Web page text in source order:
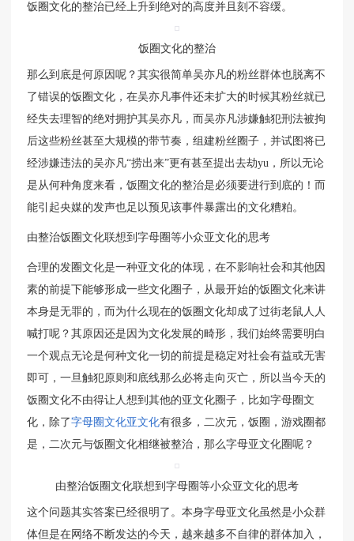
饭圈文化的整治已经上升到绝对的高度并且刻不容缓。
饭圈文化的整治
那么到底是何原因呢？其实很简单吴亦凡的粉丝群体也脱离不
了错误的饭圈文化，在吴亦凡事件还未扩大的时候其粉丝就已
经失去理智的绝对拥护其吴亦凡，而吴亦凡涉嫌触犯刑法被拘
后这些粉丝甚至大规模的带节奏，组建粉丝圈子，并试图将已
经涉嫌违法的吴亦凡“捞出来”更有甚至提出去劫yu，所以无论
是从何种角度来看，饭圈文化的整治是必须要进行到底的！而
能引起央媒的发声也足以预见该事件暴露出的文化糟粕。
由整治饭圈文化联想到字母圈等小众亚文化的思考
合理的发圈文化是一种亚文化的体现，在不影响社会和其他因
素的前提下能够形成一些文化圈子，从最开始的饭圈文化来讲
本身是无罪的，而为什么现在的饭圈文化却成了过街老鼠人人
喊打呢？其原因还是因为文化发展的畸形，我们始终需要明白
一个观点无论是何种文化一切的前提是稳定对社会有益或无害
即可，一旦触犯原则和底线那么必将走向灭亡，所以当今天的
饭圈文化不由得让人想到其他的亚文化圈子，比如字母圈文
化，除了字母圈文化亚文化有很多，二次元，饭圈，游戏圈都
是，二次元与饭圈文化相继被整治，那么字母亚文化圈呢？
由整治饭圈文化联想到字母圈等小众亚文化的思考
这个问题其实答案已经很明了。本身字母亚文化虽然是小众群
体但是在网络不断发达的今天，越来越多不自律的群体加入，